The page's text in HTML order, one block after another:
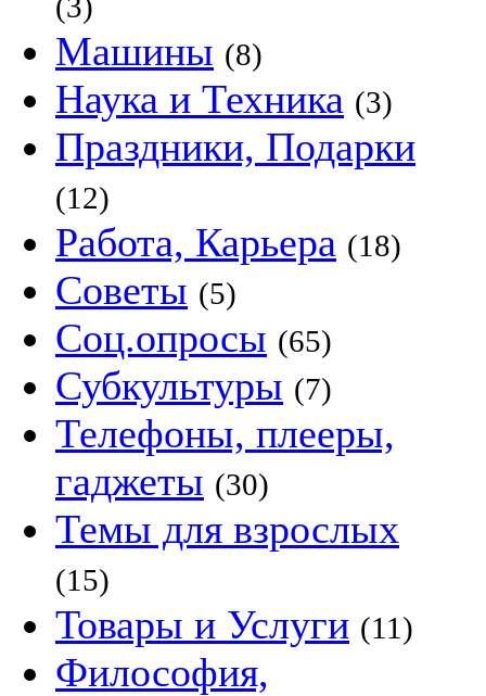
Машины (8)
Наука и Техника (3)
Праздники, Подарки
(12)
Работа, Карьера (18)
Советы (5)
Соц.опросы (65)
Субкультуры (7)
Телефоны, плееры,
гаджеты (30)
Темы для взрослых
(15)
Товары и Услуги (11)
Философия,